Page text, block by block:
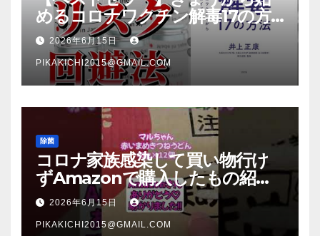
めるコロナワクチン解毒17の方
法【本要約】
2026年6月15日
PIKAKICHI2015@GMAIL.COM
除菌
コロナ家族感染して買い物行け
ずAmazonで購入したもの紹
介 #Shorts
2026年6月15日
PIKAKICHI2015@GMAIL.COM